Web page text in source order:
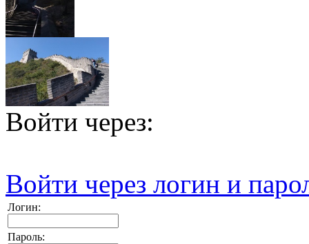
Войти через:
Войти через логин и
Логин:
Пароль: